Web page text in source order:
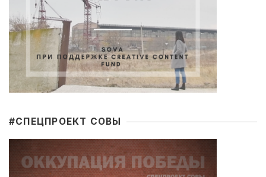
#CПЕЦПРОЕКТ СОВЫ